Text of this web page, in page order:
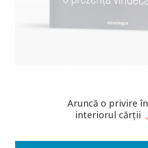
Aruncă o privire în
interiorul cărții